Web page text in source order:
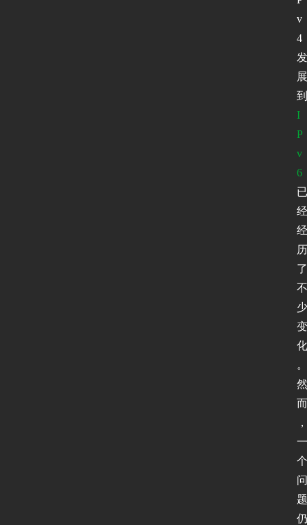
v
4
发
展
到
I
P
v
6
已
经
经
历
了
不
少
变
化
。
然
而
，
一
个
问
题
仍